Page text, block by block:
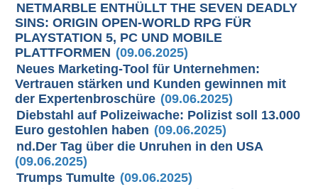
NETMARBLE ENTHÜLLT THE SEVEN DEADLY
SINS: ORIGIN OPEN-WORLD RPG FÜR
PLAYSTATION 5, PC UND MOBILE
PLATTFORMEN (09.06.2025)
Neues Marketing-Tool für Unternehmen:
Vertrauen stärken und Kunden gewinnen mit
der Expertenbroschüre (09.06.2025)
Diebstahl auf Polizeiwache: Polizist soll 13.000
Euro gestohlen haben (09.06.2025)
nd.Der Tag über die Unruhen in den USA
(09.06.2025)
Trumps Tumulte (09.06.2025)